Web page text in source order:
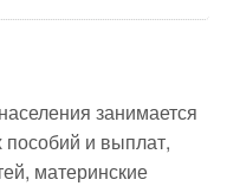
занимается
и выплат,
материнские